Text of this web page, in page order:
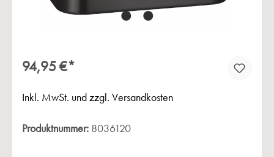
94,95 €*
Inkl. MwSt. und zzgl. Versandkosten
Produktnummer: 8036120